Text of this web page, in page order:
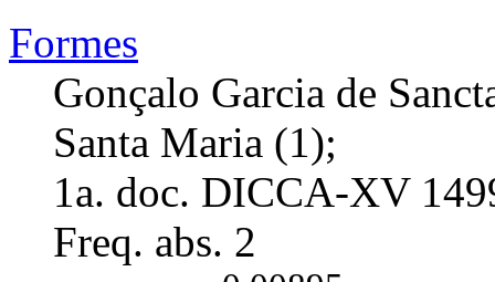
Formes
Gonçalo Garcia de
Santa Maria (1);
1a. doc. DICCA-XV
Freq. abs. 2